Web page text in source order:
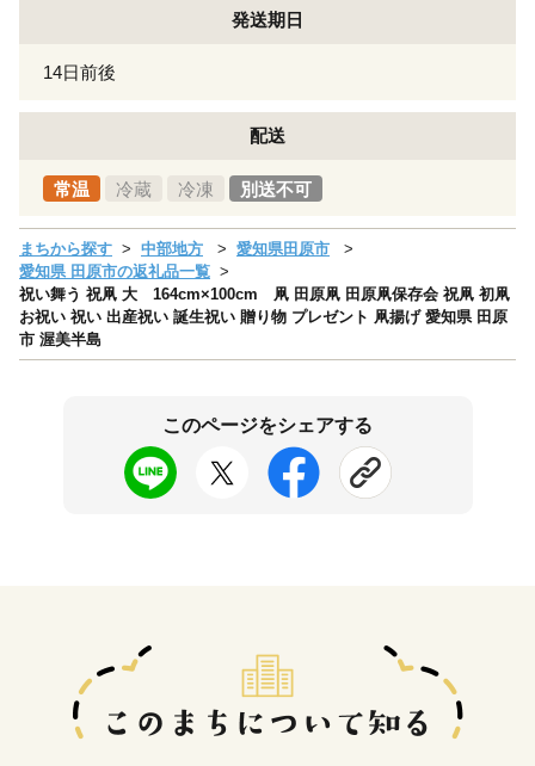
発送期日
14日前後
配送
常温 冷蔵 冷凍 別送不可
まちから探す 中部地方
愛知県田原市
愛知県 田原市の返礼品一覧
祝い舞う 祝凧 大 164cm×100cm 凧 田原凧 田原凧保存会 祝凧 初凧
お祝い 祝い 出産祝い 誕生祝い 贈り物 プレゼント 凧揚げ 愛知県 田原
市 渥美半島
このページをシェアする